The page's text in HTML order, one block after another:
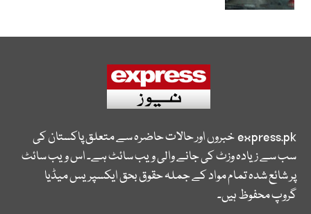
express.pkخبروں اور حالات حاضرہ سے متعلق پاکستان کی
سب سے زیادہ وزٹ کی جانے والی ویب سائٹ ہے۔ اس ویب سائٹ
پر شائع شدہ تمام مواد کے جملہ حقوق بحق ایکسپریس میڈیا
گروپ محفوظ ہیں۔